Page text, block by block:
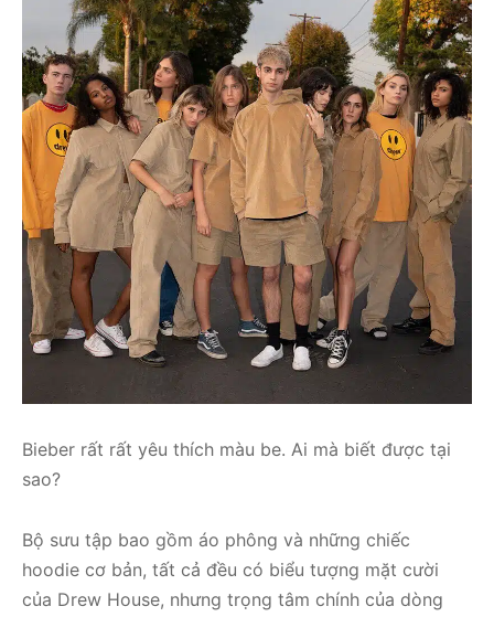
Bieber rất rất yêu thích màu be. Ai mà biết được tại
sao?
Bộ sưu tập bao gồm áo phông và những chiếc
hoodie cơ bản, tất cả đều có biểu tượng mặt cười
của Drew House, nhưng trọng tâm chính của dòng